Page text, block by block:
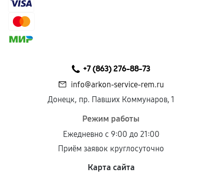
+7 (863) 276-88-73
info@arkon-service-rem.ru
Донецк, пр. Павших Коммунаров, 1
Режим работы
Ежедневно с 9:00 до 21:00
Приём заявок круглосуточно
Карта сайта